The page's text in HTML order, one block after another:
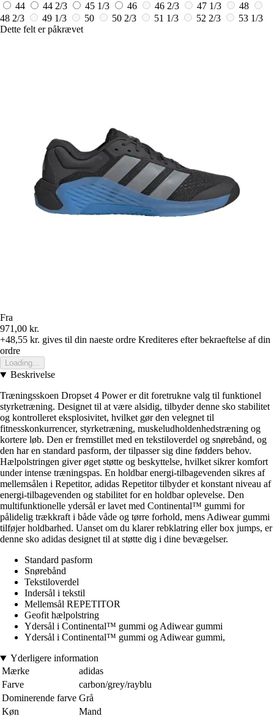
44 44 2/3 45 1/3 46 46 2/3 47 1/3
48
48 2/3
49 1/3 50 50 2/3 51 1/3 52 2/3
53 1/3
Dette felt er påkrævet
Fra
971,00 kr.
+48,55 kr. gives til din naeste ordre Krediteres efter bekraeftelse af din
ordre
Loading...
Beskrivelse
Træningsskoen Dropset 4 Power er dit foretrukne valg til funktionel
styrketræning. Designet til at være alsidig, tilbyder denne sko stabilitet
og kontrolleret eksplosivitet, hvilket gør den velegnet til
fitnesskonkurrencer, styrketræning, muskeludholdenhedstræning og
kortere løb. Den er fremstillet med en tekstiloverdel og snørebånd, og
den har en standard pasform, der tilpasser sig dine fødders behov.
Hælpolstringen giver øget støtte og beskyttelse, hvilket sikrer komfort
under intense træningspas. En holdbar energi-tilbagevenden sikres af
mellemsålen i Repetitor, adidas Repetitor tilbyder et konstant niveau af
energi-tilbagevenden og stabilitet for en holdbar oplevelse. Den
multifunktionelle ydersål er lavet med Continental™ gummi for
pålidelig trækkraft i både våde og tørre forhold, mens Adiwear gummi
tilføjer holdbarhed. Uanset om du klarer rebklatring eller box jumps, er
denne sko adidas designet til at støtte dig i dine bevægelser.
Standard pasform
Snørebånd
Tekstiloverdel
Indersål i tekstil
Mellemsål REPETITOR
Geofit hælpolstring
Ydersål i Continental™ gummi og Adiwear gummi
Ydersål i Continental™ gummi og Adiwear gummi,
Yderligere information
Mærke
adidas
Farve
carbon/grey/rayblu
Dominerende farve Grå
Køn
Mand